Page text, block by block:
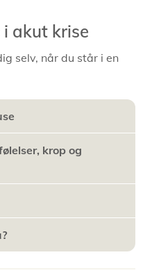
akut krise
selv, når du står i en
krop og